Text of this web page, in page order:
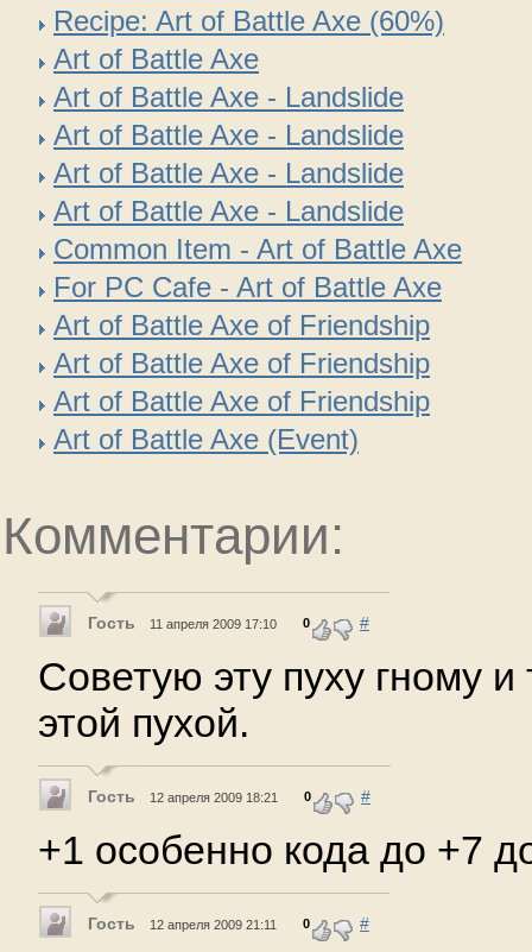
Recipe: Art of Battle Axe (60%)
Art of Battle Axe
Art of Battle Axe - Landslide
Art of Battle Axe - Landslide
Art of Battle Axe - Landslide
Art of Battle Axe - Landslide
Common Item - Art of Battle Axe
For PC Cafe - Art of Battle Axe
Art of Battle Axe of Friendship
Art of Battle Axe of Friendship
Art of Battle Axe of Friendship
Art of Battle Axe (Event)
Комментарии:
Гость 11 апреля 2009 17:10 0 #
Советую эту пуху гному и
этой пухой.
Гость 12 апреля 2009 18:21 0 #
+1 oсобенно кода до +7
Гость 12 апреля 2009 21:11 0 #